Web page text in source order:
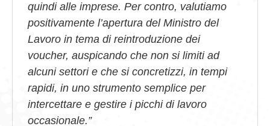
quindi alle imprese. Per contro, valutiamo
positivamente l’apertura del Ministro del
Lavoro in tema di reintroduzione dei
voucher, auspicando che non si limiti ad
alcuni settori e che si concretizzi, in tempi
rapidi, in uno strumento semplice per
intercettare e gestire i picchi di lavoro
occasionale.”